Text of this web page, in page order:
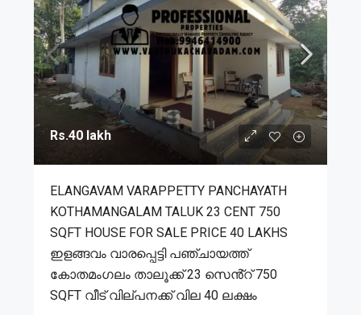
Rs.40 lakh
ELANGAVAM VARAPPETTY PANCHAYATH
KOTHAMANGALAM TALUK 23 CENT 750
SQFT HOUSE FOR SALE PRICE 40 LAKHS
ഇളങ്ങവം വാരപ്പെട്ടി പഞ്ചായത്ത്
കോതമംഗലം താലൂക്ക് 23 സെൻ്റ് 750
SQFT വീട് വില്പനക്ക് വില 40 ലക്ഷം